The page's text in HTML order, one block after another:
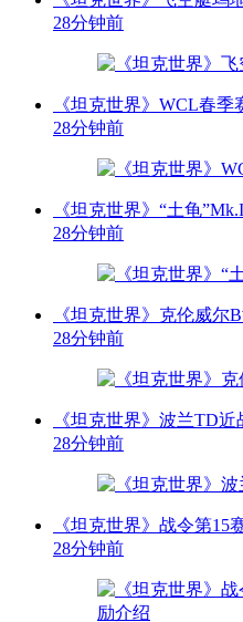
28分钟前
《坦克世界》WCL春季
28分钟前
《坦克世界》“土龟
28分钟前
《坦克世界》克伦威尔
28分钟前
《坦克世界》波兰TD
28分钟前
《坦克世界》战令第15
28分钟前